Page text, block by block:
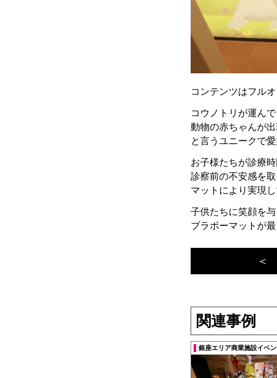
コンテンツはフル
コウノトリが運ん
動物の赤ちゃんが
と言うユニークで
お子様たちが診療
診察前の不安感を
マットにより実現し
子供たちに笑顔を
ブラボーマットが
＜
関連事例
銀座エリア商業施設イベ